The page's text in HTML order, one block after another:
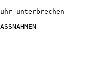
unterbrechen